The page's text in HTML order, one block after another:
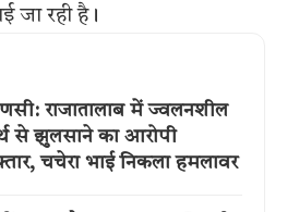
जा रही है।
राजातालाब में ज्वलनशील
से झुलसाने का आरोपी
चचेरा भाई निकला हमलावर